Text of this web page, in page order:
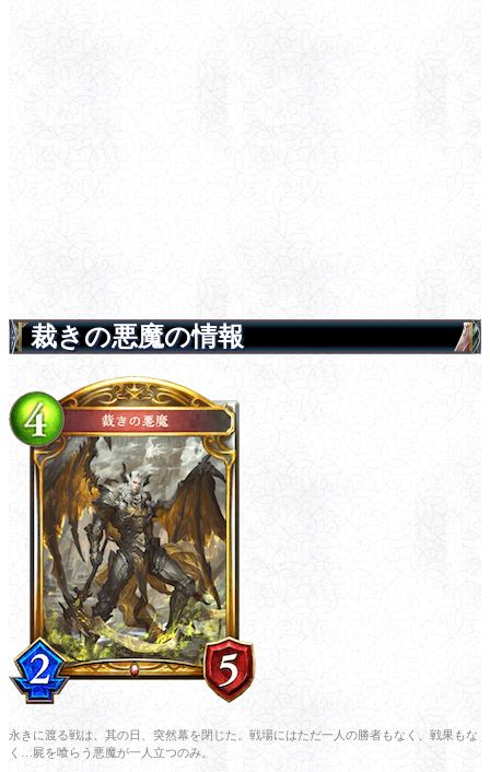
裁きの悪魔の情報
永きに渡る戦は、其の日、突然幕を閉じた。戦場にはただ一人の勝者もなく、戦果もな
く…屍を喰らう悪魔が一人立つのみ。